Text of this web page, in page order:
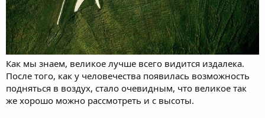
Как мы знаем, великое лучше всего видится издалека.
После того, как у человечества появилась возможность
подняться в воздух, стало очевидным, что великое так
же хорошо можно рассмотреть и с высоты.